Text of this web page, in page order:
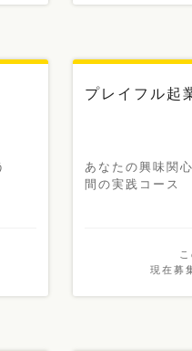
プレイフル起
あなたの興味関
間の実践コース
現在募